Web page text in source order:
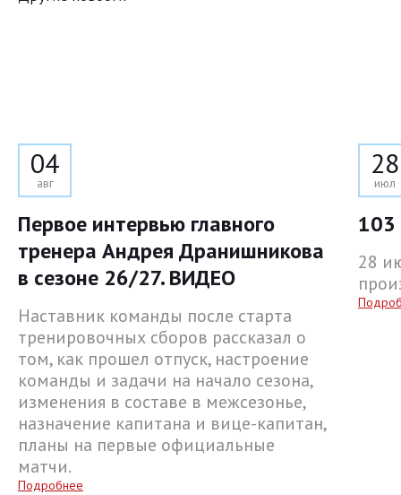
04
авг
Первое интервью главного
тренера Андрея Дранишникова
в сезоне 26/27. ВИДЕО
Наставник команды после старта
тренировочных сборов рассказал о
том, как прошел отпуск, настроение
команды и задачи на начало сезона,
изменения в составе в межсезонье,
назначение капитана и вице-капитан,
планы на первые официальные
матчи.
Подробнее
28
июл
103
28